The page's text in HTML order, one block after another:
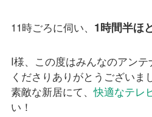
11時ごろに伺い、 1時間半ほ
I様、この度はみんなのアン
くださりありがとうございま
素敵な新居にて、快適なテレ
い！